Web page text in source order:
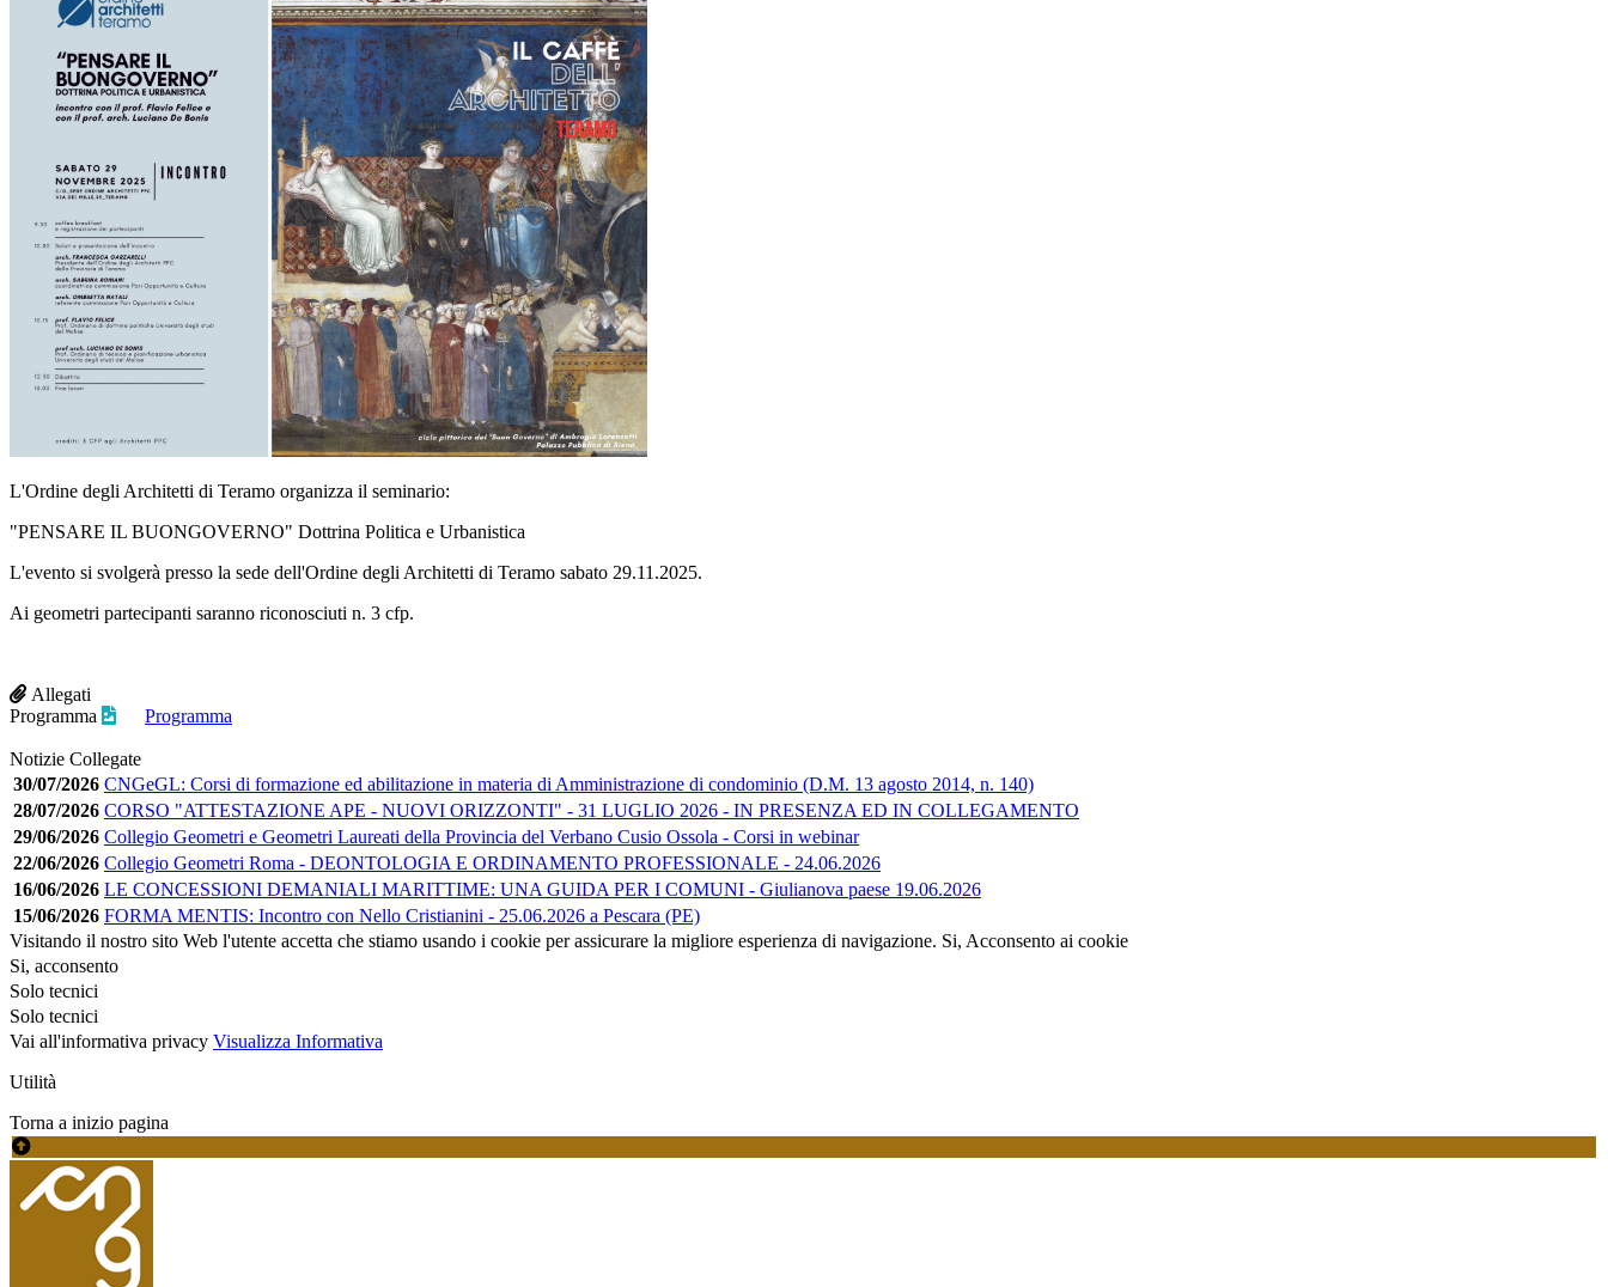
L'Ordine degli Architetti di Teramo organizza il seminario:
"PENSARE IL BUONGOVERNO" Dottrina Politica e Urbanistica
L'evento si svolgerà presso la sede dell'Ordine degli Architetti di Teramo sabato 29.11.2025.
Ai geometri partecipanti saranno riconosciuti n. 3 cfp.
Allegati
Programma
Programma
Notizie Collegate
30/07/2026 CNGeGL: Corsi di formazione ed abilitazione in materia di Amministrazione di condominio (D.M. 13 agosto 2014, n. 140)
28/07/2026 CORSO "ATTESTAZIONE APE - NUOVI ORIZZONTI" - 31 LUGLIO 2026 - IN PRESENZA ED IN COLLEGAMENTO
29/06/2026 Collegio Geometri e Geometri Laureati della Provincia del Verbano Cusio Ossola - Corsi in webinar
22/06/2026 Collegio Geometri Roma - DEONTOLOGIA E ORDINAMENTO PROFESSIONALE - 24.06.2026
16/06/2026 LE CONCESSIONI DEMANIALI MARITTIME: UNA GUIDA PER I COMUNI - Giulianova paese 19.06.2026
15/06/2026 FORMA MENTIS: Incontro con Nello Cristianini - 25.06.2026 a Pescara (PE)
Visitando il nostro sito Web l'utente accetta che stiamo usando i cookie per assicurare la migliore esperienza di navigazione. Si, Acconsento ai cookie
Si, acconsento
Solo tecnici
Solo tecnici
Vai all'informativa privacy Visualizza Informativa
Utilità
Torna a inizio pagina